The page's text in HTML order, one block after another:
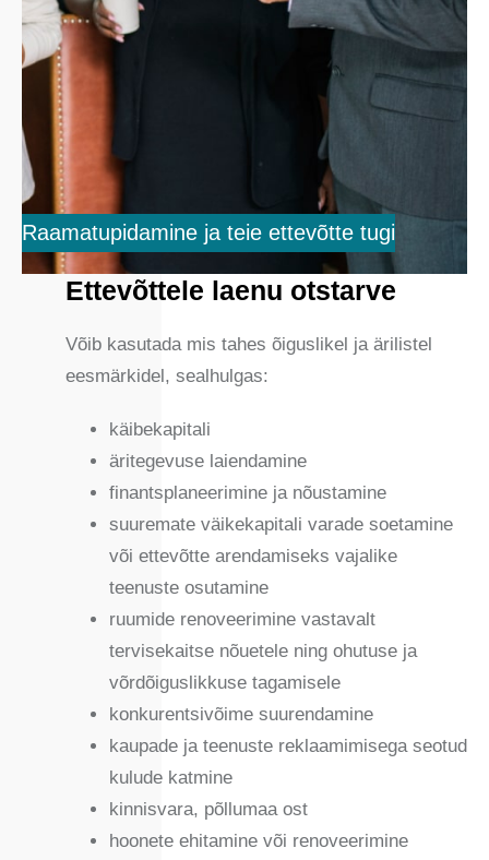
Raamatupidamine ja teie ettevõtte tugi
Ettevõttele laenu otstarve
Võib kasutada mis tahes õiguslikel ja ärilistel
eesmärkidel, sealhulgas:
käibekapitali
äritegevuse laiendamine
finantsplaneerimine ja nõustamine
suuremate väikekapitali varade soetamine
või ettevõtte arendamiseks vajalike
teenuste osutamine
ruumide renoveerimine vastavalt
tervisekaitse nõuetele ning ohutuse ja
võrdõiguslikkuse tagamisele
konkurentsivõime suurendamine
kaupade ja teenuste reklaamimisega seotud
kulude katmine
kinnisvara, põllumaa ost
hoonete ehitamine või renoveerimine